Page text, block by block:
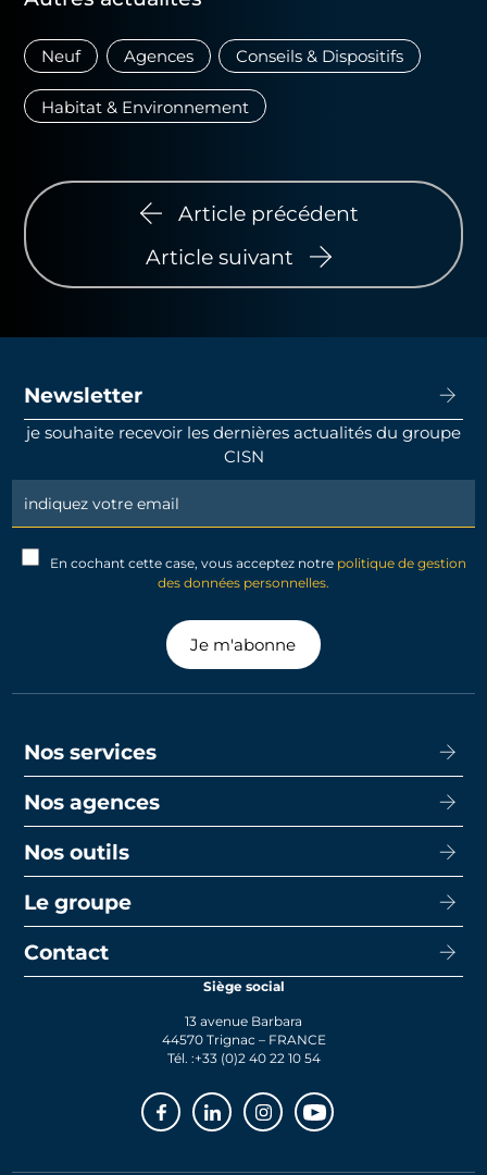
Neuf Agences Conseils & Dispositifs
Habitat & Environnement
Article précédent
Article suivant
Newsletter
je souhaite recevoir les dernières actualités du groupe
CISN
Newsletter
Signup
En cochant cette case, vous acceptez notre politique de gestion
des données personnelles.
Je m'abonne
Nos services
Acheter
Promotion
Transaction
Faire gérer
Nos agences
CISN Agence Immobilière Nantes Decré
CISN Agence Immobilière La Baule
Nos outils
Capacité d’emprunt
Le prêt bancaire
Le groupe
Le groupe
Contact
Siège social
13 avenue Barbara
44570 Trignac – FRANCE
Tél. :+33 (0)2 40 22 10 54
FacebookLinkedinInstagramYoutube